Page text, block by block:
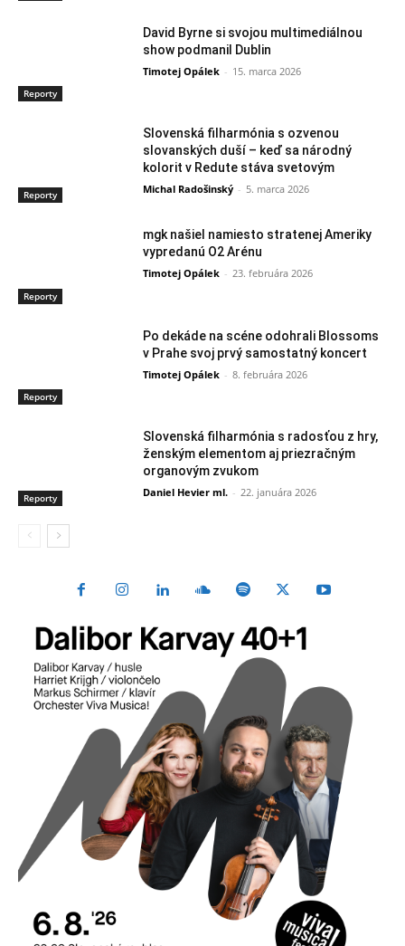
Reporty
David Byrne si svojou multimediálnou
show podmanil Dublin
Timotej Opálek - 15. marca 2026
Reporty
Slovenská filharmónia s ozvenou
slovanských duší – keď sa národný
kolorit v Redute stáva svetovým
Michal Radošinský - 5. marca 2026
Reporty
mgk našiel namiesto stratenej Ameriky
vypredanú O2 Arénu
Timotej Opálek - 23. februára 2026
Reporty
Po dekáde na scéne odohrali Blossoms
v Prahe svoj prvý samostatný koncert
Timotej Opálek - 8. februára 2026
Reporty
Slovenská filharmónia s radosťou z hry,
ženským elementom aj priezračným
organovým zvukom
Daniel Hevier ml. - 22. januára 2026